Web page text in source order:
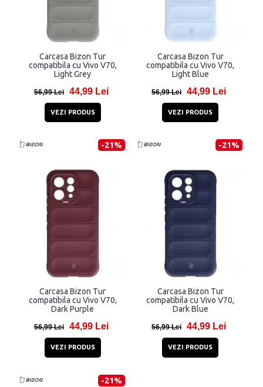
Carcasa Bizon Tur
compatibila cu Vivo V70,
Light Grey
56,99 Lei 44,99 Lei
VEZI PRODUS
Carcasa Bizon Tur
compatibila cu Vivo V70,
Light Blue
56,99 Lei 44,99 Lei
VEZI PRODUS
-21%
Carcasa Bizon Tur
compatibila cu Vivo V70,
Dark Purple
56,99 Lei 44,99 Lei
VEZI PRODUS
-21%
Carcasa Bizon Tur
compatibila cu Vivo V70,
Dark Blue
56,99 Lei 44,99 Lei
VEZI PRODUS
-21%